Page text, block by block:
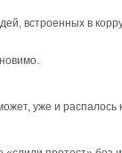
встроенных в
уже и распалось